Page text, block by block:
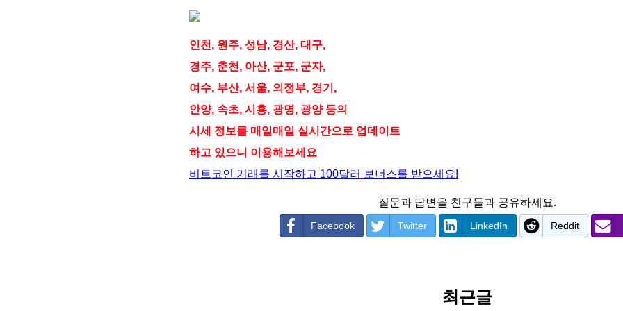
인천, 원주, 성남, 경산, 대구,
경주, 춘천, 아산, 군포, 군자,
여수, 부산, 서울, 의정부, 경기,
안양, 속초, 시흥, 광명, 광양 등의
시세 정보를 매일매일 실시간으로 업데이트
하고 있으니 이용해보세요
비트코인 거래를 시작하고 100달러 보너스를 받으세요!
질문과 답변을 친구들과 공유하세요.
Facebook Twitter LinkedIn Reddit
최근글